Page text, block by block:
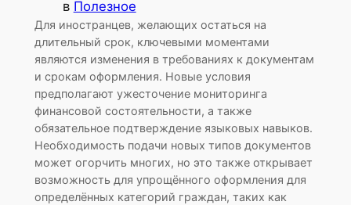
в Полезное
Для иностранцев, желающих остаться на
длительный срок, ключевыми моментами
являются изменения в требованиях к документам
и срокам оформления. Новые условия
предполагают ужесточение мониторинга
финансовой состоятельности, а также
обязательное подтверждение языковых навыков.
Необходимость подачи новых типов документов
может огорчить многих, но это также открывает
возможность для упрощённого оформления для
определённых категорий граждан, таких как